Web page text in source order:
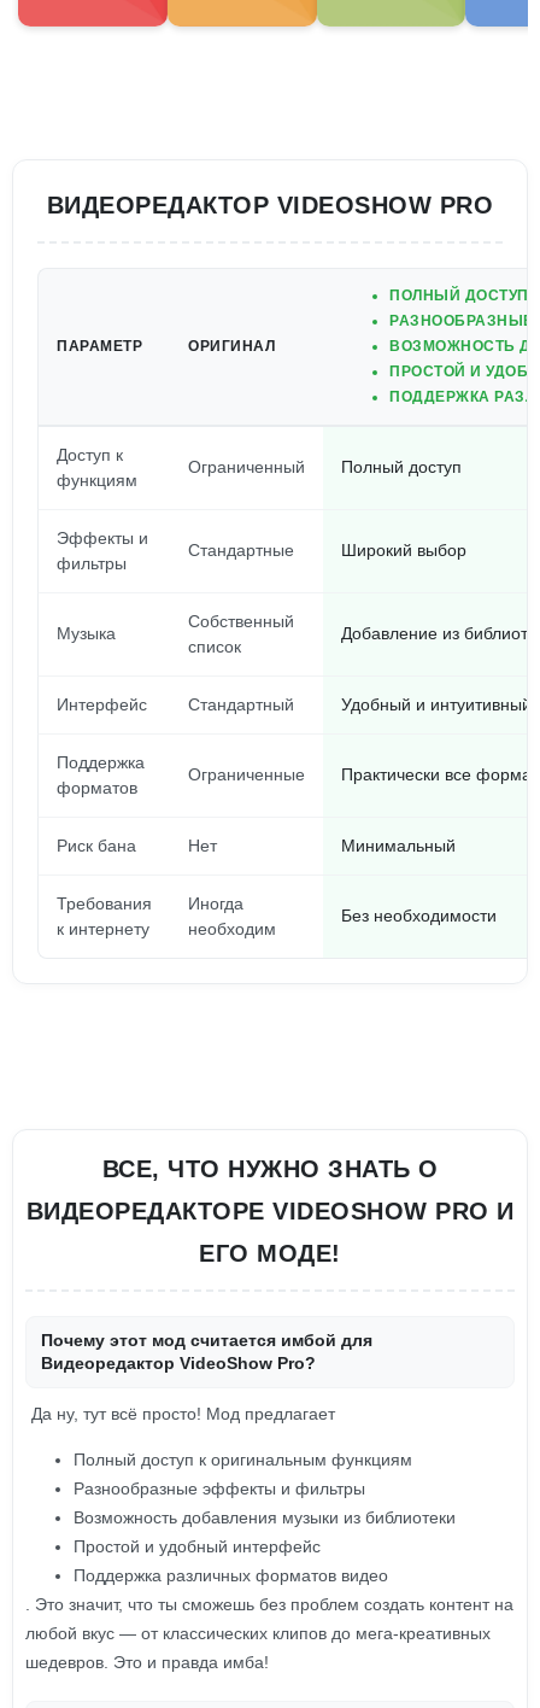
ВИДЕОРЕДАКТОР VIDEOSHOW PRO
ПАРАМЕТР ОРИГИНАЛ
ПОЛНЫЙ ДОСТУП
ВОЗМОЖНОСТЬ
ПРОСТОЙ И
ПОДДЕРЖКА
Доступ к
функциям
Ограниченный Полный доступ
Эффекты и
фильтры
Стандартные Широкий выбор
Музыка
Собственный
список
Добавление из
Интерфейс Стандартный Удобный и интуитивный
Поддержка
форматов
Ограниченные Практически все
Риск бана Нет Минимальный
Требования
к интернету
Иногда
необходим
Без необходимости
ВСЕ, ЧТО НУЖНО ЗНАТЬ О
ВИДЕОРЕДАКТОРЕ VIDEOSHOW PRO И
ЕГО МОДЕ!
Почему этот мод считается имбой для
Видеоредактор VideoShow Pro?
Да ну, тут всё просто! Мод предлагает
Полный доступ к оригинальным функциям
Разнообразные эффекты и фильтры
Возможность добавления музыки из библиотеки
Простой и удобный интерфейс
Поддержка различных форматов видео
. Это значит, что ты сможешь без проблем создать контент на
любой вкус — от классических клипов до мега-креативных
шедевров. Это и правда имба!